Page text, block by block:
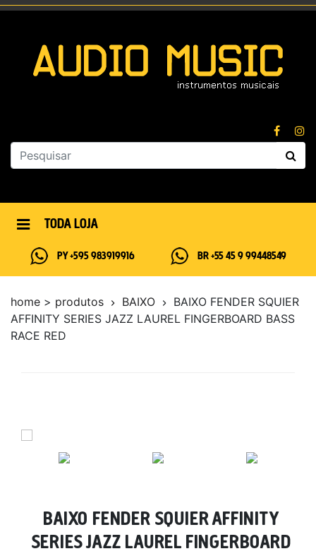
TODA LOJA
PY +595 983919916 BR +55 45 9 99448549
home > produtos BAIXO
BAIXO FENDER SQUIER
AFFINITY SERIES JAZZ LAUREL FINGERBOARD BASS
RACE RED
BAIXO FENDER SQUIER AFFINITY
SERIES JAZZ LAUREL FINGERBOARD